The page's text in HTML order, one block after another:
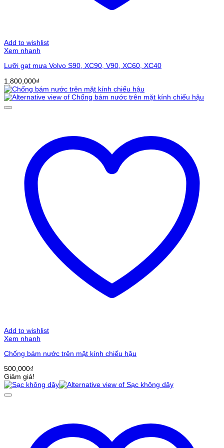
Add to wishlist
Xem nhanh
Lưỡi gạt mưa Volvo S90, XC90, V90, XC60, XC40
1,800,000₫
Add to wishlist
Xem nhanh
Chống bám nước trên mặt kính chiếu hậu
500,000₫
Giảm giá!